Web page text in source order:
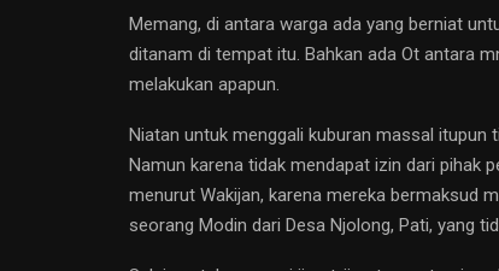
Memang, di antara warga ada yang berniat
ditanam di tempat itu. Bahkan ada Ot antara
melakukan apapun.
Niatan untuk menggali kuburan massal itupun
Namun karena tidak mendapat izin dari pihak
menurut Wakijan, karena mereka bermaksud
seorang Modin dari Desa Njolong, Pati, yang